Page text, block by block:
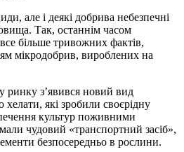
але і деякі добрива небезпечні
Так, останнім часом
більше тривожних фактів,
мікродобрив, вироблених на
ринку з’явився новий вид
хелати, які зробили своєрідну
культур поживними
чудовий «транспортний засіб»,
безпосередньо в рослини.